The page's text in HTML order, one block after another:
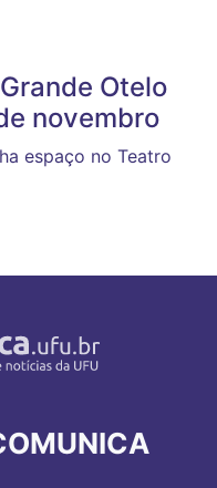
Otelo
novembro
espaço no Teatro